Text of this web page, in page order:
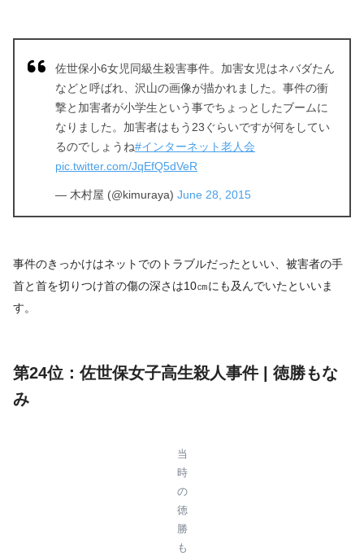
佐世保小6女児同級生殺害事件。加害女児はネバダたん
などと呼ばれ、沢山の画像が描かれました。事件の衝
撃と加害者が小学生という事でちょっとしたブームに
なりました。加害者はもう23ぐらいですが何をしてい
るのでしょうね#インターネット老人会
pic.twitter.com/JqEfQ5dVeR
— 木村屋 (@kimuraya) June 28, 2015
事件のきっかけはネットでのトラブルだったといい、被害者の手
首と首を切りつけ首の傷の深さは10㎝にも及んでいたといいま
す。
第24位：佐世保女子高生殺人事件 | 徳勝もな
み
当
時
の
徳
勝
も